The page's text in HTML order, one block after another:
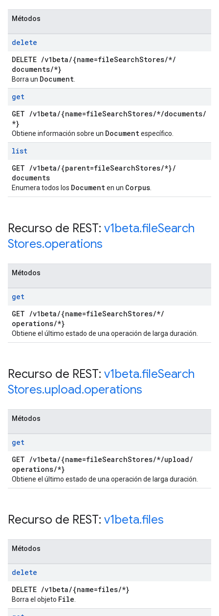
Métodos
delete
DELETE /v1beta/{name=fileSearchStores/*/
documents/*}
Borra un Document
get
GET /v1beta/{name=fileSearchStores/*/documents/
*}
Obtiene información sobre un Documentespecífico.
list
GET /v1beta/{parent=fileSearchStores/*}/
documents
Enumera todos los Documenten un Corpus
Recurso de REST: v1beta.fileSearch
Stores.operations
Métodos
get
GET /v1beta/{name=fileSearchStores/*/
operations/*}
Obtiene el último estado de una operación de larga duración.
Recurso de REST: v1beta.fileSearch
Stores.upload.operations
Métodos
get
GET /v1beta/{name=fileSearchStores/*/upload/
operations/*}
Obtiene el último estado de una operación de larga duración.
Recurso de REST: v1beta.files
Métodos
delete
DELETE /v1beta/{name=files/*}
Borra el objeto File